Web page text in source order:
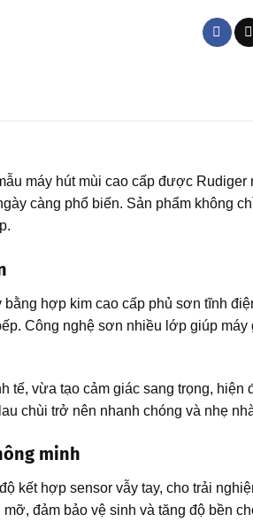
máy hút mùi cao cấp được
càng phổ biến. Sản phẩm không
hợp kim cao cấp phủ sơn tĩnh
Công nghệ sơn nhiều lớp giúp
vừa tạo cảm giác sang trọng,
chùi trở nên nhanh chóng và nhẹ
minh
kết hợp sensor vẫy tay, cho trải
đảm bảo vệ sinh và tăng độ bền